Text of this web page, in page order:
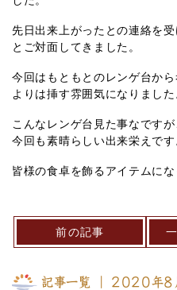
先日出来上がったとの連絡を
とご対面してきました。
今回はもともとのレンゲ台か
よりは挿す雰囲気になりました
こんなレンゲ台見た事なです
今回も素晴らしい出来栄えです
皆様の食卓を飾るアイテムにな
前の記事
記事一覧 ｜ 2020年8